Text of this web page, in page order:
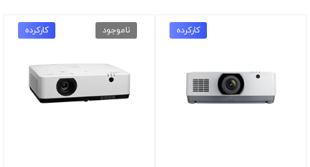
کارکرده ناموجود کارکرده